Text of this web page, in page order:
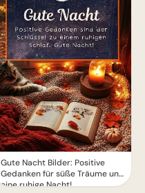
Gute Nacht Bilder: Positive
Gedanken für süße Träume und
eine ruhige Nacht!